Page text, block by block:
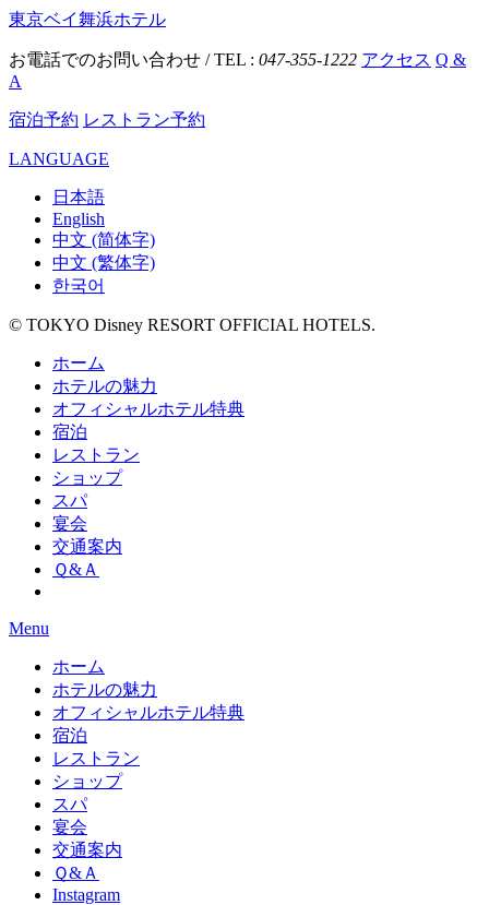
東京ベイ舞浜ホテル
お電話でのお問い合わせ / TEL : 047-355-1222 アクセス Q &
A
宿泊予約 レストラン予約
LANGUAGE
日本語
English
中文 (简体字)
中文 (繁体字)
한국어
© TOKYO Disney RESORT OFFICIAL HOTELS.
ホーム
ホテルの魅力
オフィシャルホテル特典
宿泊
レストラン
ショップ
スパ
宴会
交通案内
Ｑ&Ａ
Menu
ホーム
ホテルの魅力
オフィシャルホテル特典
宿泊
レストラン
ショップ
スパ
宴会
交通案内
Ｑ&Ａ
Instagram